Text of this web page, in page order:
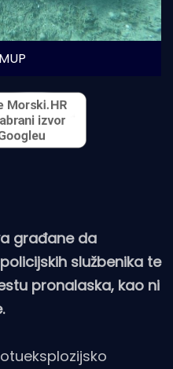
građane da
službenika te
pronalaska, kao ni